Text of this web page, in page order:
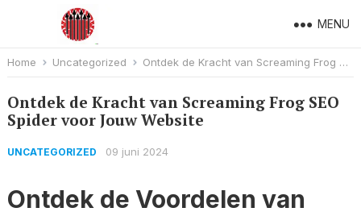
MENU
Home Uncategorized Ontdek de Kracht van Screaming Frog SEO Spider voor Jouw Website
Ontdek de Kracht van Screaming Frog SEO
Spider voor Jouw Website
UNCATEGORIZED 09 juni 2024
Ontdek de Voordelen van